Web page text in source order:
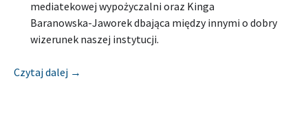
mediatekowej wypożyczalni oraz Kinga
Baranowska-Jaworek dbająca między innymi o dobry
wizerunek naszej instytucji.
Czytaj dalej [Zapowiedź] MIEJSKA BIBLIOTEKA PUBLICZNA W
→